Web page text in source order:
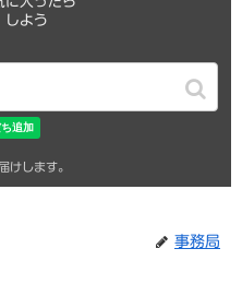
しよう
けします。
事務局